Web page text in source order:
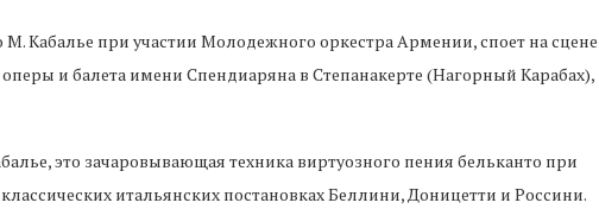
Кабалье при участии Молодежного оркестра Армении, споет на сцене
и балета имени Спендиаряна в Степанакерте (Нагорный Карабах),
это зачаровывающая техника виртуозного пения бельканто при
итальянских постановках Беллини, Доницетти и Россини.